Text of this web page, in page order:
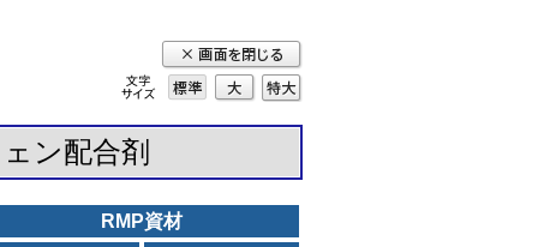
標準 大
特
大
ン配合剤
RMP資材